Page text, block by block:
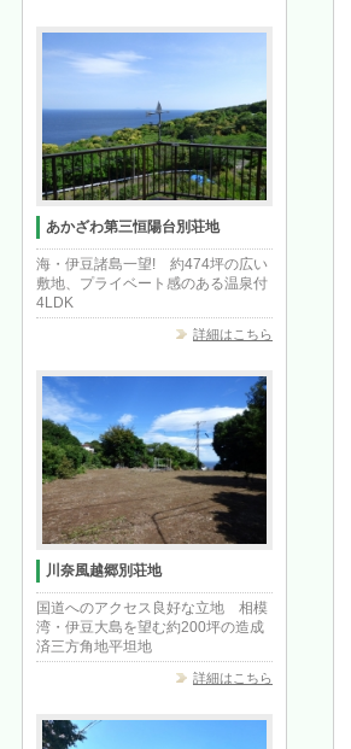
あかざわ第三恒陽台別荘地
海・伊豆諸島一望! 約474坪の広い
敷地、プライベート感のある温泉付
4LDK
詳細はこちら
川奈風越郷別荘地
国道へのアクセス良好な立地 相模
湾・伊豆大島を望む約200坪の造成
済三方角地平坦地
詳細はこちら